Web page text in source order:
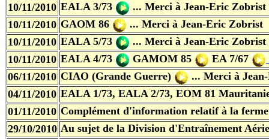
10/11/2010 EALA 3/73 ... Merci à Jean-Eric Zobrist
10/11/2010 GAOM 86 ... Merci à Jean-Eric Zobrist
10/11/2010 EALA 5/73 ... Merci à Jean-Eric Zobrist
10/11/2010 EALA 4/73 GAMOM 85
EA 7/67
06/11/2010 CIAO (Grande Guerre) ... Merci à
04/11/2010 EALA 1/73, EALA 2/73, EOM 81
01/11/2010 Complément d'information relatif à la
29/10/2010 Au sujet de la Division d'Entraînement